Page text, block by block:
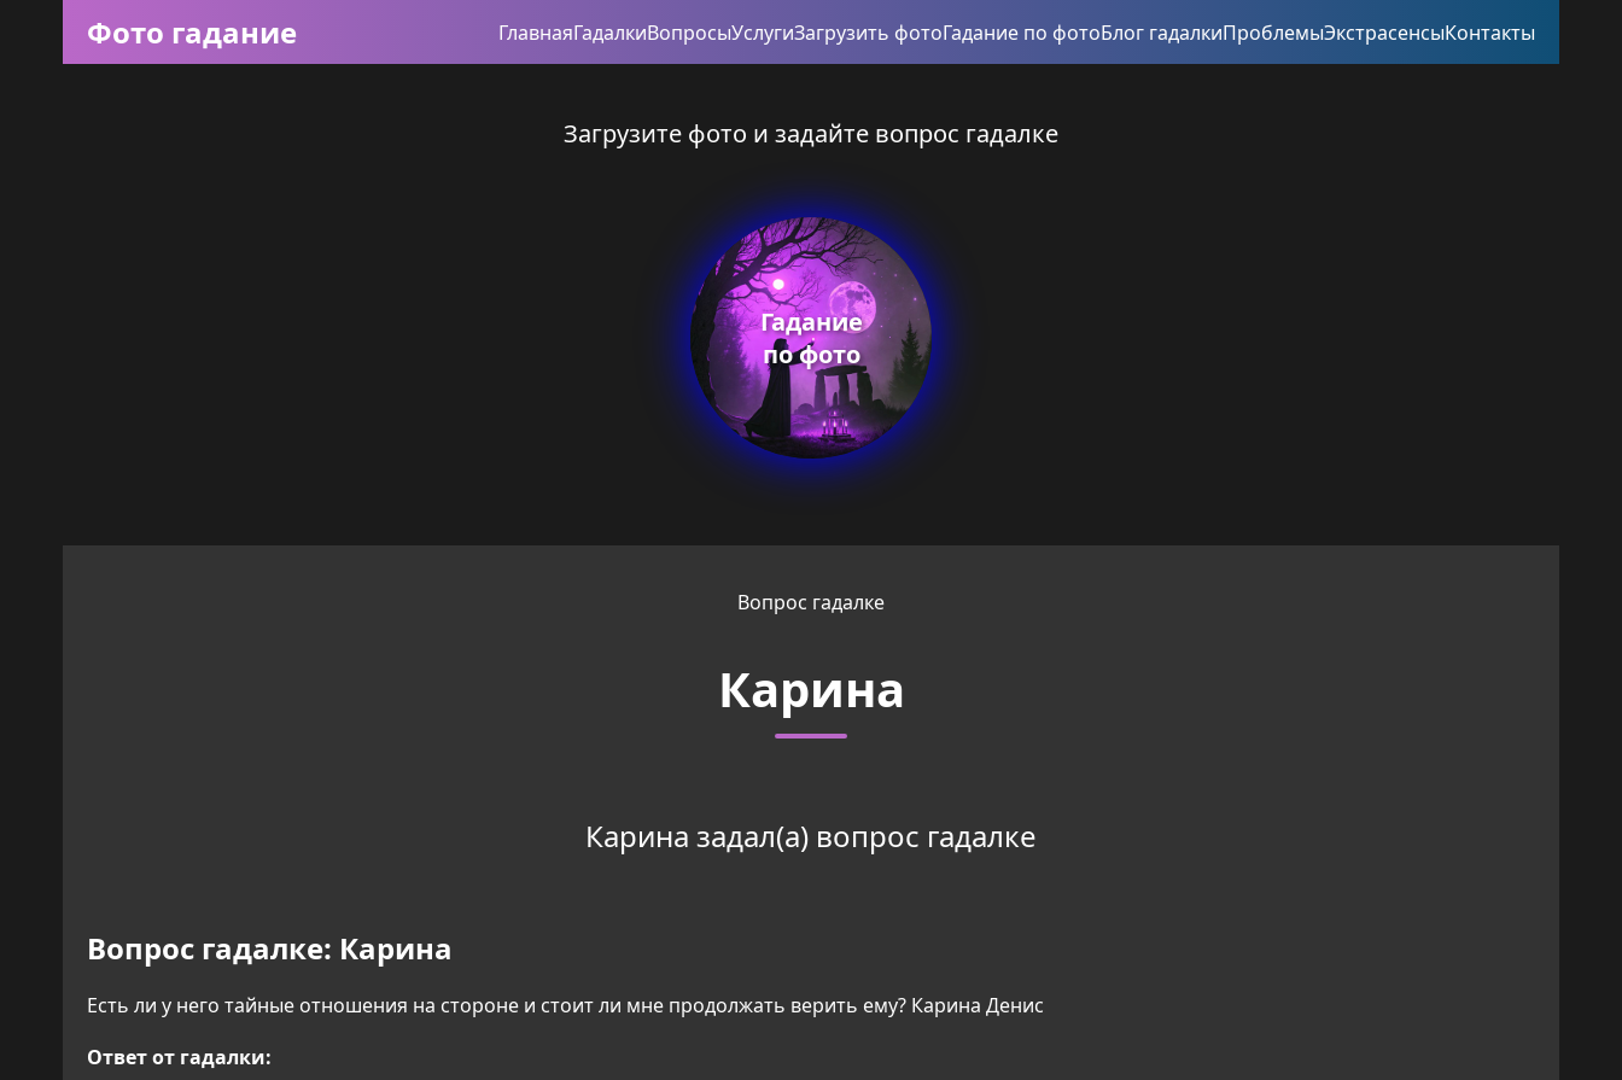
Фото гадание ГлавнаяГадалкиВопросыУслугиЗагрузить фотоГадание по фотоБлог гадалкиПроблемыЭкстрасенсыКонтакты
Загрузите фото и задайте вопрос гадалке
Гадание
по фото
Вопрос гадалке
Карина
Карина задал(а) вопрос гадалке
Вопрос гадалке: Карина
Есть ли у него тайные отношения на стороне и стоит ли мне продолжать верить ему? Карина Денис
Ответ от гадалки: